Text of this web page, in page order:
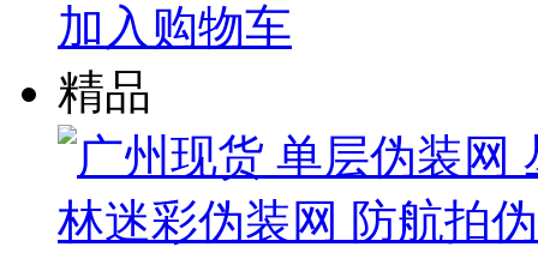
加入购物车
精品